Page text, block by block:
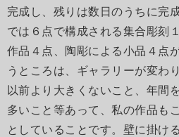
完成し、残りは数日のうちに完
では６点で構成される集合彫刻
作品４点、陶彫による小品４点
うところは、ギャラリーが変わ
以前より大きくないこと、年間
多いこと等あって、私の作品も
としていることです。壁に掛け